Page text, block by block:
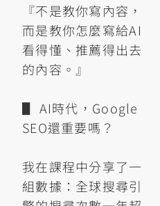
『不是教你寫內容，
而是教你怎麼寫給AI
看得懂、推薦得出去
的內容。』
▋ AI時代，Google
SEO還重要嗎？
我在課程中分享了一
組數據：全球搜尋引